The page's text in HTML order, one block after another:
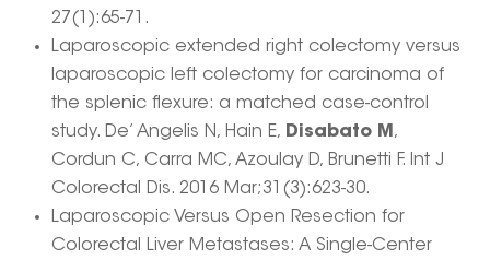
27(1):65-71.
Laparoscopic extended right colectomy versus
laparoscopic left colectomy for carcinoma of
the splenic flexure: a matched case-control
study. De’ Angelis N, Hain E, Disabato M ,
Cordun C, Carra MC, Azoulay D, Brunetti F. Int J
Colorectal Dis. 2016 Mar;31(3):623-30.
Laparoscopic Versus Open Resection for
Colorectal Liver Metastases: A Single-Center